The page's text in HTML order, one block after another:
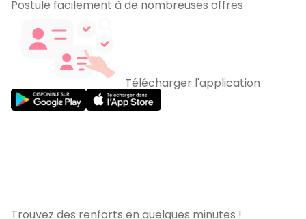
Postule facilement à de nombreuses offres
Télécharger l'application
Trouvez des renforts en quelques minutes !